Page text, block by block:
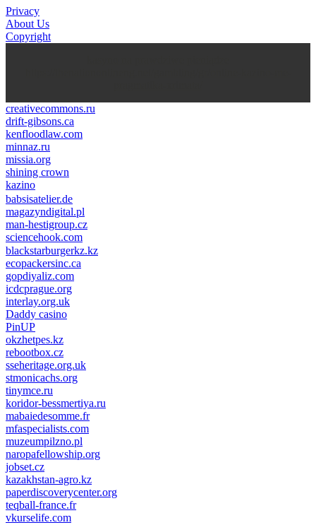
Privacy
About Us
Copyright
creativecommons.ru
drift-gibsons.ca
kenfloodlaw.com
minnaz.ru
missia.org
shining crown
kazino
casino lemon
pinco giriş
babsisatelier.de
magazyndigital.pl
man-hestigroup.cz
sciencehook.com
олимп казино
blackstarburgerkz.kz
ecopackersinc.ca
gopdiyaliz.com
icdcprague.org
interlay.org.uk
Daddy casino
PinUP
okzhetpes.kz
rebootbox.cz
sseheritage.org.uk
stmonicachs.org
tinymce.ru
koridor-bessmertiya.ru
mabaiedesomme.fr
mfaspecialists.com
muzeumpilzno.pl
naropafellowship.org
jobset.cz
kazakhstan-agro.kz
paperdiscoverycenter.org
teqball-france.fr
vkurselife.com